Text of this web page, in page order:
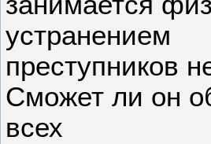
устранением
преступников
Сможет ли он
всех